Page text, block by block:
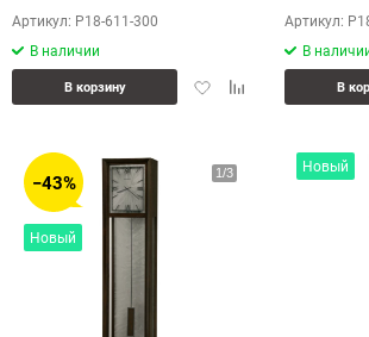
Артикул: P18-611-300
В наличии
ДобавитьДобавить
В корзину
Артикул:
В
В
−43%
Новый
Новый